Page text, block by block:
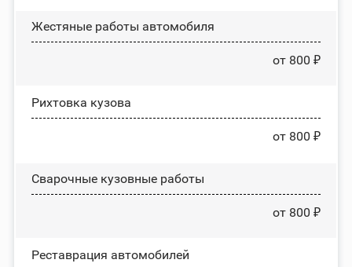
Жестяные работы автомобиля
от 800 ₽
Рихтовка кузова
от 800 ₽
Сварочные кузовные работы
от 800 ₽
Реставрация автомобилей